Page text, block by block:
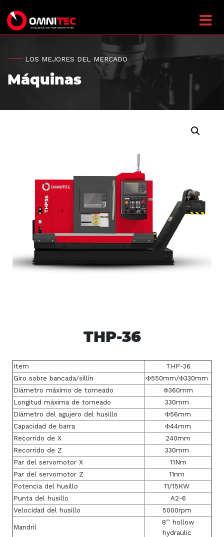
LOS MEJORES DEL MERCADO
Máquinas
THP-36
Item
THP-36
Giro sobre bancada/sillín
Ф550mm/Ф330mm
Diámetro máximo de torneado
Ф360mm
Longitud máxima de torneado
330mm
Diámetro del agujero del husillo
Ф56mm
Capacidad de barra
Ф44mm
Recorrido de X
240mm
Recorrido de Z
330mm
Par del servomotor X
11Nm
Par del servomotor Z
11nm
Potencia del husillo
11/15KW
Punta del husillo
A2-6
Velocidad del husillo
5000rpm
Mandril
8’’ hollow
hydraulic